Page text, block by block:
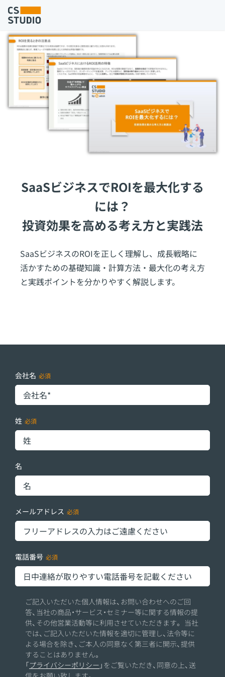
SaaSビジネスでROIを最大化する
には？
投資効果を高める考え方と実践法
SaaSビジネスのROIを正しく理解し、成長戦略に
活かすための基礎知識・計算方法・最大化の考え方
と実践ポイントを分かりやすく解説します。
会社名
姓
名
メールアドレス
電話番号
ご記入いただいた個人情報は、お問い合わせへのご回
答、当社の商品・サービス・セミナー等に関する情報の提
供、その他営業活動等に利用させていただきます。 当社
では、ご記入いただいた情報を適切に管理し、法令等に
よる場合を除き、ご本人の同意なく第三者に開示、提供
することはありません。
「プライバシーポリシー 」をご覧いただき、同意の上、送